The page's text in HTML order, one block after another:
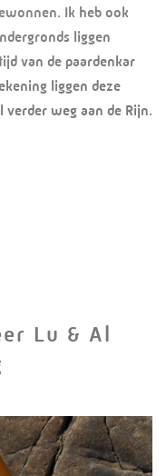
Ik heb ook
liggen
van de paardenkar
liggen deze
weg aan de Rijn.
Lu & Al